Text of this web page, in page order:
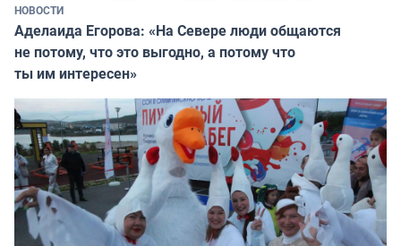
НОВОСТИ
Аделаида Егорова: «На Севере люди общаются
не потому, что это выгодно, а потому что
ты им интересен»